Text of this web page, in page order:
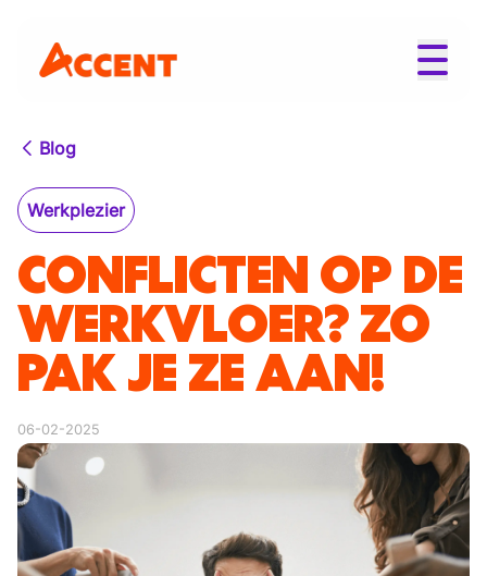
Blog
Werkplezier
CONFLICTEN OP DE
WERKVLOER? ZO
PAK JE ZE AAN!
06-02-2025